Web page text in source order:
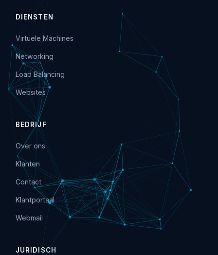
DIENSTEN
Virtuele Machines
Networking
Load Balancing
Websites
BEDRIJF
Over ons
Klanten
Contact
Klantportaal
Webmail
JURIDISCH